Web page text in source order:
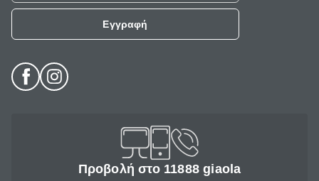
Εγγραφή
Προβολή στο 11888 giaola